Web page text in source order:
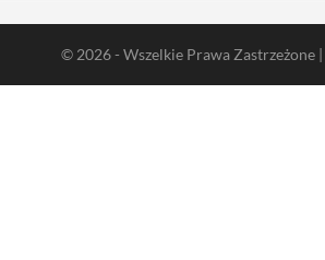
© 2026 - Wszelkie Prawa Zastrzeżone |